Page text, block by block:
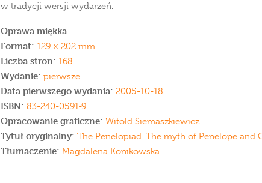
w tradycji wersji wydarzeń.
Oprawa miękka
Format: 129 × 202 mm
Liczba stron: 168
Wydanie: pierwsze
Data pierwszego wydania: 2005-10-18
ISBN: 83-240-0591-9
Opracowanie graficzne: Witold Siemaszkiewicz
Tytuł oryginalny: The Penelopiad. The myth of Penelope and
Tłumaczenie: Magdalena Konikowska